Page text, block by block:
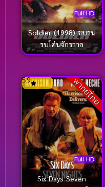
Full HD
Soldier (1998) ขบวน
รบโค่นจักรวาล
พากย์ไทย
Full HD
5.9
Six Days Seven